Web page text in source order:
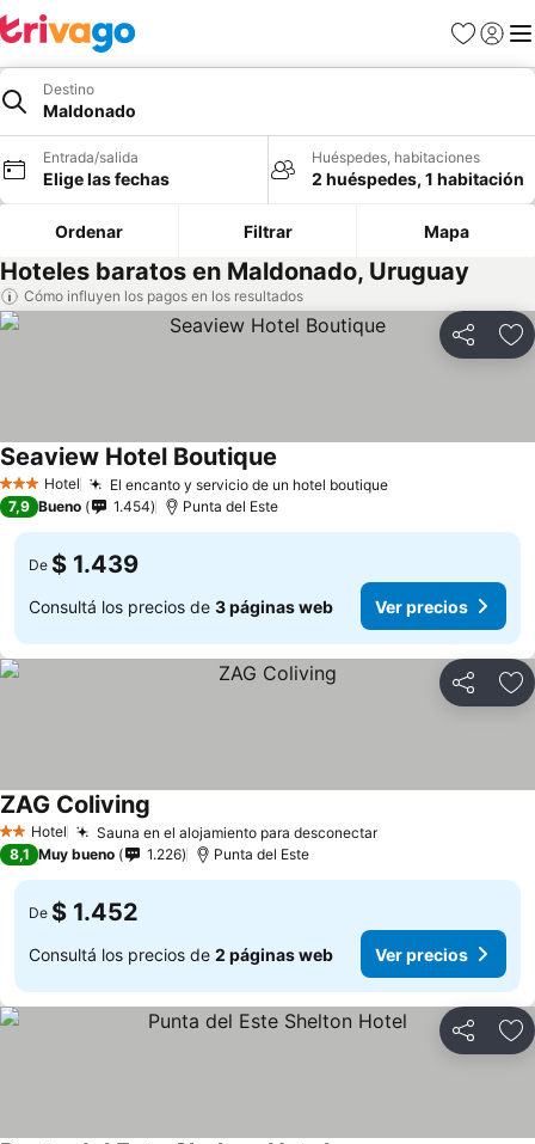
Favoritos
Iniciar
Destino
Maldonado
Entrada/salida
Elige las fechas
Huéspedes, habitaciones
2 huéspedes, 1 habitación
Ordenar Filtrar Mapa
Hoteles baratos en Maldonado, Uruguay
Cómo influyen los pagos en los resultados
Compartir
3 Estrellas
Hotel El encanto y servicio de un hotel boutique
Seaview Hotel Boutique
7,9 Bueno 1.454 Punta del Este
De $ 1.439
Consultá los precios de 3 páginas web Ver precios
Compartir
2 Estrellas
Hotel Sauna en el alojamiento para desconectar
ZAG Coliving
8,1 Muy bueno 1.226 Punta del Este
De $ 1.452
Consultá los precios de 2 páginas web Ver precios
Compartir